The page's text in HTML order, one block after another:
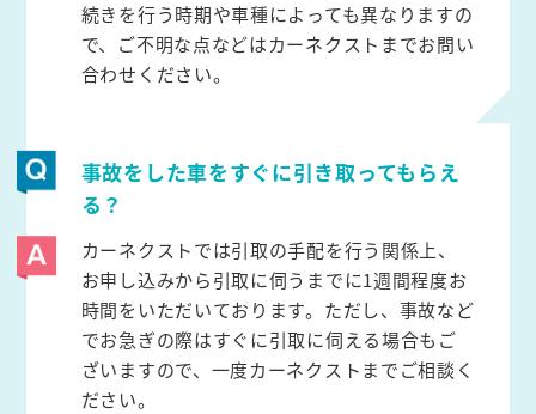
続きを行う時期や車種によっても異なりますの
で、ご不明な点などはカーネクストまでお問い
合わせください。
事故をした車をすぐに引き取ってもらえ
る？
カーネクストでは引取の手配を行う関係上、
お申し込みから引取に伺うまでに1週間程度お
時間をいただいております。ただし、事故など
でお急ぎの際はすぐに引取に伺える場合もご
ざいますので、一度カーネクストまでご相談く
ださい。